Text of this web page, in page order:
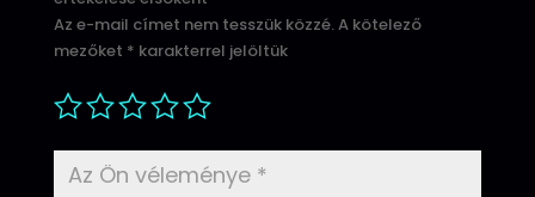
Az e-mail címet nem tesszük közzé.A kötelező
mezőket * karakterrel jelöltük